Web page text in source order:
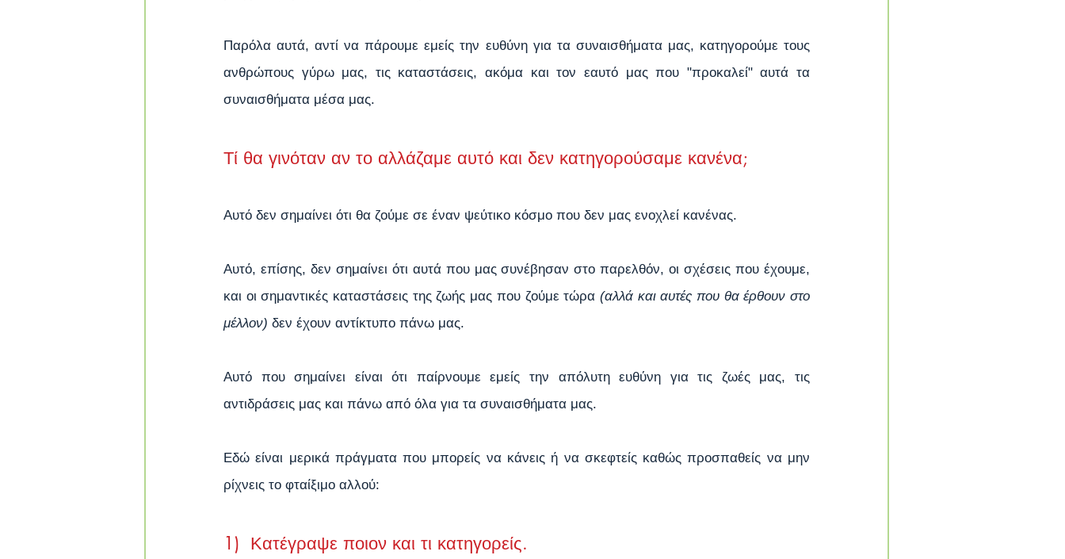
Παρόλα αυτά, αντί να πάρουμε εμείς την ευθύνη για τα συναισθήματα μας, κατηγορούμε τους
ανθρώπους γύρω μας, τις καταστάσεις, ακόμα και τον εαυτό μας που "προκαλεί" αυτά τα
συναισθήματα μέσα μας.
Τί θα γινόταν αν το αλλάζαμε αυτό και δεν κατηγορούσαμε κανένα;
Αυτό δεν σημαίνει ότι θα ζούμε σε έναν ψεύτικο κόσμο που δεν μας ενοχλεί κανένας.
Αυτό, επίσης, δεν σημαίνει ότι αυτά που μας συνέβησαν στο παρελθόν, οι σχέσεις που έχουμε,
και οι σημαντικές καταστάσεις της ζωής μας που ζούμε τώρα (αλλά και αυτές που θα έρθουν στο
μέλλον) δεν έχουν αντίκτυπο πάνω μας.
Αυτό που σημαίνει είναι ότι παίρνουμε εμείς την απόλυτη ευθύνη για τις ζωές μας, τις
αντιδράσεις μας και πάνω από όλα για τα συναισθήματα μας.
Εδώ είναι μερικά πράγματα που μπορείς να κάνεις ή να σκεφτείς καθώς προσπαθείς να μην
ρίχνεις το φταίξιμο αλλού:
1)  Κατέγραψε ποιον και τι κατηγορείς.